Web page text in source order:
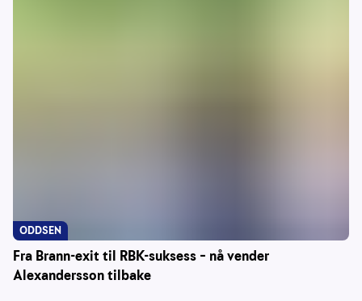
Fra Brann-exit til RBK-suksess – nå vender
Alexandersson tilbake
ODDSEN